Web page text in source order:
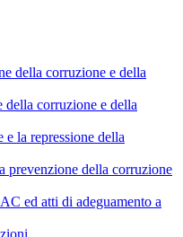
della corruzione e della
della corruzione e della
la repressione della
prevenzione della corruzione
ed atti di adeguamento a